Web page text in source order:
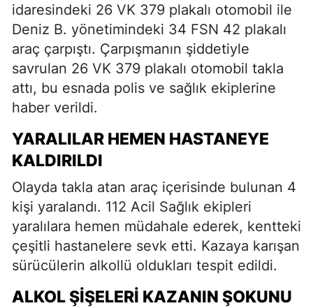
idaresindeki 26 VK 379 plakalı otomobil ile
Deniz B. yönetimindeki 34 FSN 42 plakalı
araç çarpıştı. Çarpışmanın şiddetiyle
savrulan 26 VK 379 plakalı otomobil takla
attı, bu esnada polis ve sağlık ekiplerine
haber verildi.
YARALILAR HEMEN HASTANEYE
KALDIRILDI
Olayda takla atan araç içerisinde bulunan 4
kişi yaralandı. 112 Acil Sağlık ekipleri
yaralılara hemen müdahale ederek, kentteki
çeşitli hastanelere sevk etti. Kazaya karışan
sürücülerin alkollü oldukları tespit edildi.
ALKOL ŞIŞELERI KAZANIN ŞOKUNU